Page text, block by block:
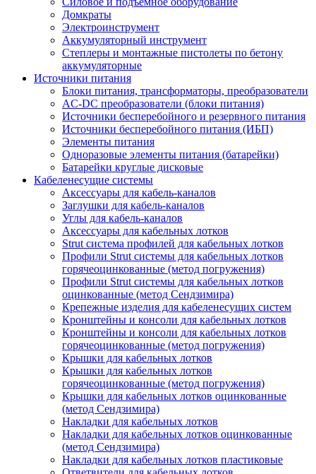
Домкраты
Электроинструмент
Аккумуляторный инструмент
Степлеры и монтажные пистолеты по бетону
аккумуляторные
Источники питания
Блоки питания, трансформаторы, преобразователи
AC-DC преобразователи (блоки питания)
Источники бесперебойного и резервного питания
Источники бесперебойного питания (ИБП)
Элементы питания
Одноразовые элементы питания (батарейки)
Батарейки круглые дисковые
Кабеленесущие системы
Аксессуары для кабель-каналов
Заглушки для кабель-каналов
Углы для кабель-каналов
Аксессуары для кабельных лотков
Strut система профилей для кабельных лотков
Профили Strut системы для кабельных лотков
горячеоцинкованные (метод погружения)
Профили Strut системы для кабельных лотков
оцинкованные (метод Сендзимира)
Крепежные изделия для кабеленесущих систем
Кронштейны и консоли для кабельных лотков
Кронштейны и консоли для кабельных лотков
горячеоцинкованные (метод погружения)
Крышки для кабельных лотков
Крышки для кабельных лотков
горячеоцинкованные (метод погружения)
Крышки для кабельных лотков оцинкованные
(метод Сендзимира)
Накладки для кабельных лотков
Накладки для кабельных лотков оцинкованные
(метод Сендзимира)
Накладки для кабельных лотков пластиковые